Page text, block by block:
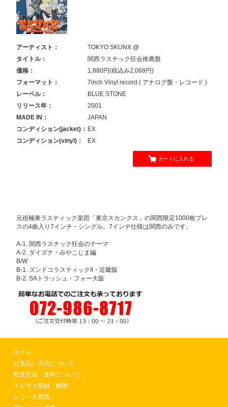
アーティスト：
TOKYO SKUNX @
タイトル：
関西ラスチック狂会推薦盤
価格：
1,880円(税込み2,068円)
フォーマット：
7inch Vinyl record ( アナログ盤・レコード )
レーベル：
BLUE STONE
リリース年：
2001
MADE IN：
JAPAN
コンディション(jacket)： EX
コンディション(vinyl)：
EX
カートに入れる
元祖極東ラスティック楽団「東京スカンクス」の関西限定1000枚プレ
スの4曲入り7インチ・シングル。7インチ仕様は関西のみです。
A-1. 関西ラスチック狂会のテーマ
A-2. ダイズナ・みやこじま編
B/W
B-1. ズンドコラスティックII・近畿版
B-2. SAトラッシュ・フォー大阪
ホーム
お支払い方法について
配送方法・送料について
メルマガ登録・解除
レコード買取